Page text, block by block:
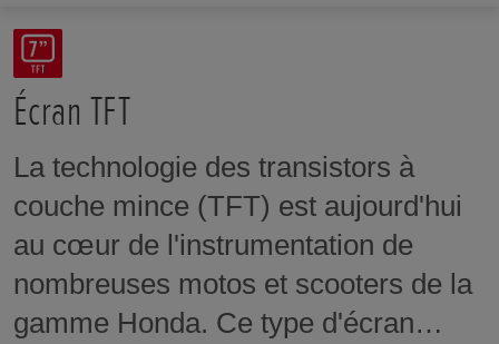
de la roue arrière.
Écran TFT
La technologie des transistors à
couche mince (TFT) est aujourd'hui
au cœur de l'instrumentation de
nombreuses motos et scooters de la
gamme Honda. Ce type d'écran